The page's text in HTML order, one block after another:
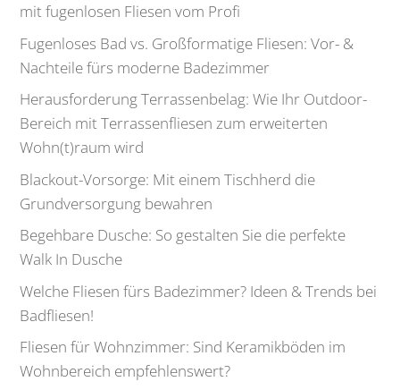
mit fugenlosen Fliesen vom Profi
Fugenloses Bad vs. Großformatige Fliesen: Vor- &
Nachteile fürs moderne Badezimmer
Herausforderung Terrassenbelag: Wie Ihr Outdoor-
Bereich mit Terrassenfliesen zum erweiterten
Wohn(t)raum wird
Blackout-Vorsorge: Mit einem Tischherd die
Grundversorgung bewahren
Begehbare Dusche: So gestalten Sie die perfekte
Walk In Dusche
Welche Fliesen fürs Badezimmer? Ideen & Trends bei
Badfliesen!
Fliesen für Wohnzimmer: Sind Keramikböden im
Wohnbereich empfehlenswert?